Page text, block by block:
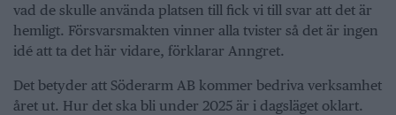
vad de skulle använda platsen till fick vi till svar att det är
hemligt. Försvarsmakten vinner alla tvister så det är ingen
idé att ta det här vidare, förklarar Anngret.
Det betyder att Söderarm AB kommer bedriva verksamhet
året ut. Hur det ska bli under 2025 är i dagsläget oklart.